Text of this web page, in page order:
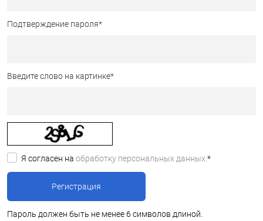
Подтверждение пароля*
Введите слово на картинке*
Я согласен на обработку персональных данных. *
Пароль должен быть не менее 6 символов длиной.